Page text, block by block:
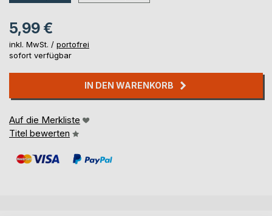
5,99 €
inkl. MwSt. / portofrei
sofort verfügbar
IN DEN WARENKORB
Auf die Merkliste
Titel bewerten